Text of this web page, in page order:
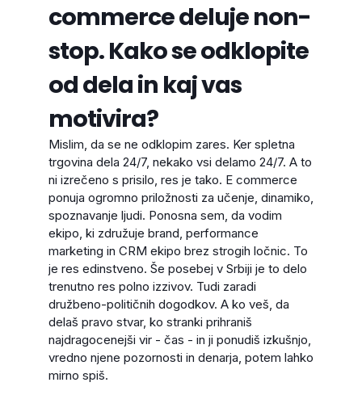
commerce deluje non-
stop. Kako se odklopite
od dela in kaj vas
motivira?
Mislim, da se ne odklopim zares. Ker spletna
trgovina dela 24/7, nekako vsi delamo 24/7. A to
ni izrečeno s prisilo, res je tako. E commerce
ponuja ogromno priložnosti za učenje, dinamiko,
spoznavanje ljudi. Ponosna sem, da vodim
ekipo, ki združuje brand, performance
marketing in CRM ekipo brez strogih ločnic. To
je res edinstveno. Še posebej v Srbiji je to delo
trenutno res polno izzivov. Tudi zaradi
družbeno-političnih dogodkov. A ko veš, da
delaš pravo stvar, ko stranki prihraniš
najdragocenejši vir - čas - in ji ponudiš izkušnjo,
vredno njene pozornosti in denarja, potem lahko
mirno spiš.